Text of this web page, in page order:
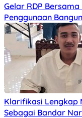
Gelar RDP
Penggunaan
Klarifikasi Lengkap
Sebagai Bandar